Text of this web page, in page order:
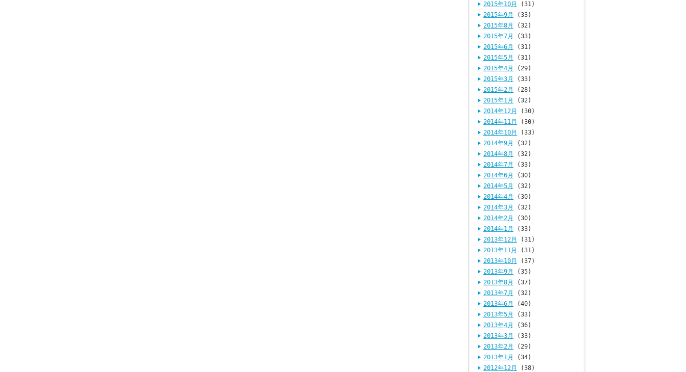
2015年10月
(31)
2015年9月
(33)
2015年8月
(32)
2015年7月
(33)
2015年6月
(31)
2015年5月
(31)
2015年4月
(29)
2015年3月
(33)
2015年2月
(28)
2015年1月
(32)
2014年12月
(30)
2014年11月
(30)
2014年10月
(33)
2014年9月
(32)
2014年8月
(32)
2014年7月
(33)
2014年6月
(30)
2014年5月
(32)
2014年4月
(30)
2014年3月
(32)
2014年2月
(30)
2014年1月
(33)
2013年12月
(31)
2013年11月
(31)
2013年10月
(37)
2013年9月
(35)
2013年8月
(37)
2013年7月
(32)
2013年6月
(40)
2013年5月
(33)
2013年4月
(36)
2013年3月
(33)
2013年2月
(29)
2013年1月
(34)
2012年12月
(38)